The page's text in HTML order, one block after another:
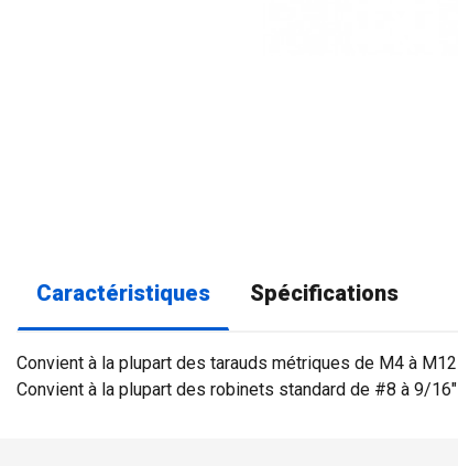
Caractéristiques Spécifications
Convient à la plupart des tarauds métriques de M4 à M12
Convient à la plupart des robinets standard de #8 à 9/16"